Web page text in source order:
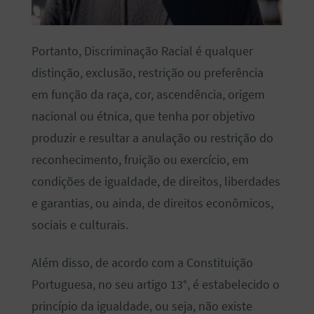
Portanto, Discriminação Racial é qualquer
distinção, exclusão, restrição ou preferência
em função da raça, cor, ascendência, origem
nacional ou étnica, que tenha por objetivo
produzir e resultar a anulação ou restrição do
reconhecimento, fruição ou exercício, em
condições de igualdade, de direitos, liberdades
e garantias, ou ainda, de direitos econômicos,
sociais e culturais.
Além disso, de acordo com a Constituição
Portuguesa, no seu artigo 13°, é estabelecido o
princípio da igualdade, ou seja, não existe